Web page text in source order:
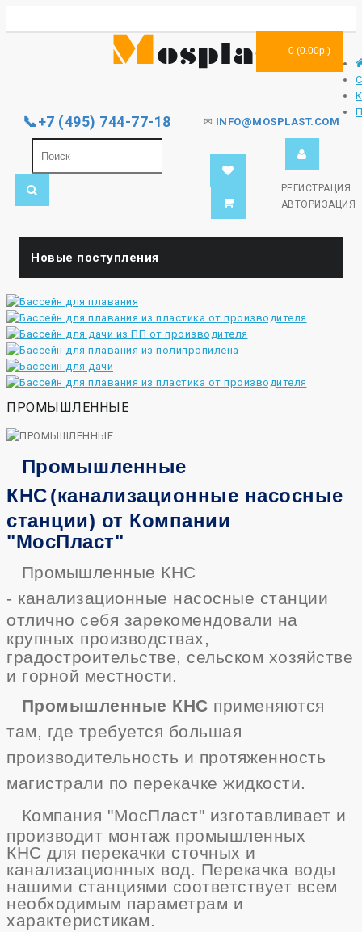
📞+7 (495) 744-77-18 ✉ INFO@MOSPLAST.COM
РЕГИСТРАЦИЯ
АВТОРИЗАЦИЯ
0 (0.00р.)
Новые поступления
ПРОМЫШЛЕННЫЕ
Промышленные
КНС(канализационные насосные
станции) от Компании
"МосПласт"
Промышленные КНС
- канализационные насосные станции
отлично себя зарекомендовали на
крупных производствах,
градостроительстве, сельском хозяйстве
и горной местности.
Промышленные КНС применяются
там, где требуется большая
производительность и протяженность
магистрали по перекачке жидкости.
Компания "МосПласт" изготавливает и
производит монтаж промышленных
КНС для перекачки сточных и
канализационных вод. Перекачка воды
нашими станциями соответствует всем
необходимым параметрам и
характеристикам.